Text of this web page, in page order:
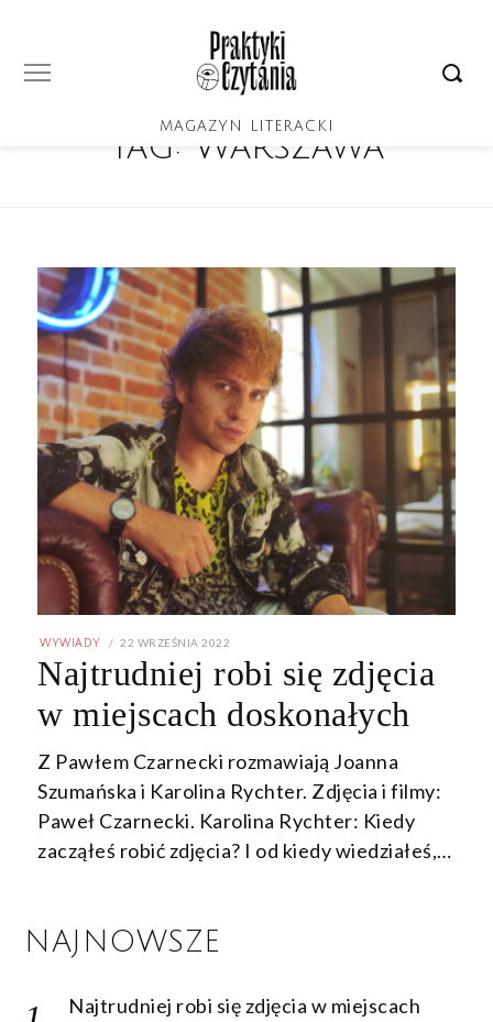
MAGAZYN LITERACKI
Tag: Warszawa
WYWIADY
POSTED
22 WRZEŚNIA 2022
WRZEŚNIA
2022
Najtrudniej robi się zdjęcia
w miejscach doskonałych
Z Pawłem Czarnecki rozmawiają Joanna
Szumańska i Karolina Rychter. Zdjęcia i filmy:
Paweł Czarnecki. Karolina Rychter: Kiedy
zacząłeś robić zdjęcia? I od kiedy wiedziałeś,…
NAJNOWSZE
Najtrudniej robi się zdjęcia w miejscach